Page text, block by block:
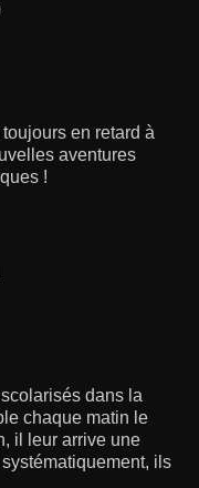
en retard à
aventures
!
dans la
chaque matin le
il leur arrive une
ils